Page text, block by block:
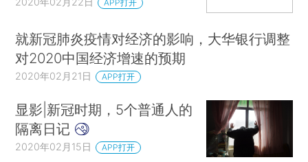
APP打开
就新冠肺炎疫情对经济的影响，大华银行调整
对2020中国经济增速的预期
2020年02月21日 APP打开
显影|新冠时期，5个普通人的
隔离日记
2020年02月15日 APP打开